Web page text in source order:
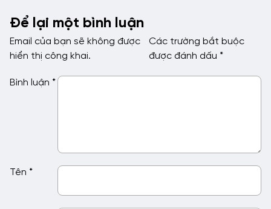
Để lại một bình luận
Email của bạn sẽ không được
hiển thị công khai.
Các trường bắt buộc
được đánh dấu *
Bình luận *
Tên *